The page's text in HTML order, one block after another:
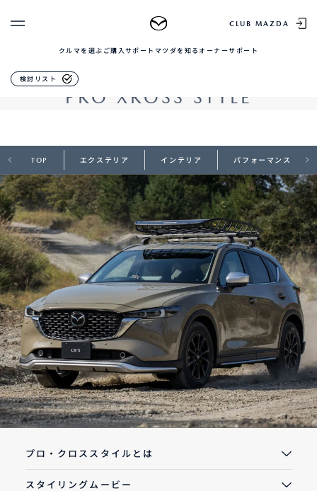
CLUB MAZDA
クルマを選ぶ ご購入サポート マツダを知る オーナーサポート
検討リスト
車種・グレード比較
ご購入サポート
クルマ購入ガイド
カンタン見積り
販売店検索
試乗車検索
購入相談
マツダを知る
オーナーサポート
中古車
リコール情報
お問合せ/FAQ
ログイン
CLUB MAZDAとは
登録情報の変更
お知らせ配信の登録・解除
ログアウト
アクセサリー
ハードな環境でも輝きをはなつ品格とタフネスの融合
PRO XROSS STYLE
TOP エクステリア インテリア パフォーマンス
プロ・クロススタイルとは
スタイリングムービー